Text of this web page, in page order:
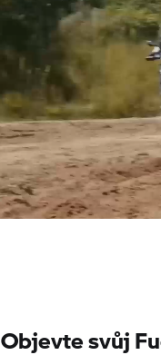
Objevte svůj